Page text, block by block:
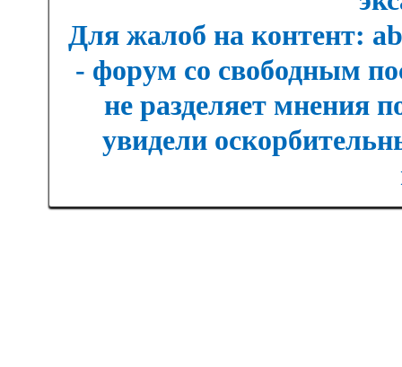
Для жалоб на контент:
- форум со свободным
не разделяет мнения
увидели